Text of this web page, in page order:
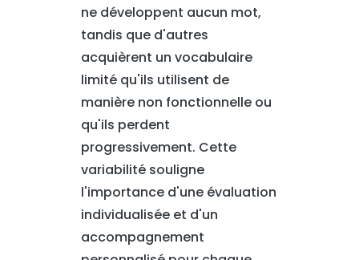
ne développent aucun mot,
tandis que d'autres
acquièrent un vocabulaire
limité qu'ils utilisent de
manière non fonctionnelle ou
qu'ils perdent
progressivement. Cette
variabilité souligne
l'importance d'une évaluation
individualisée et d'un
accompagnement